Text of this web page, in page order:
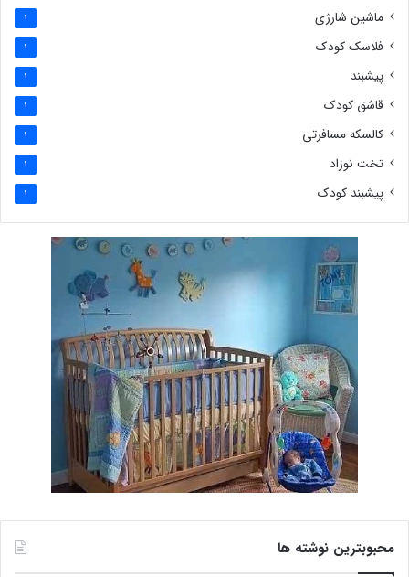
ماشین شارژی 1
فلاسک کودک 1
پیشبند 1
قاشق کودک 1
کالسکه مسافرتی 1
تخت نوزاد 1
پیشبند کودک 1
محبوبترین نوشته ها